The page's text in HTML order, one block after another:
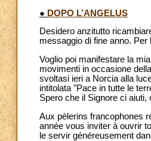
● DOPO L’ANGELUS
Desidero anzitutto
messaggio di fine anno. Per
Voglio poi manifestare la
movimenti in occasione
svoltasi ieri a Norcia alla
intitolata "Pace in tutte le
Spero che il Signore ci aiuti,
Aux pèlerins francophones
année vous inviter à ouvrir
le servir généreusement